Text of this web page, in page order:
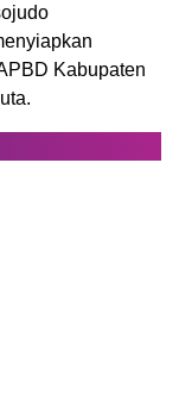
Kabupaten